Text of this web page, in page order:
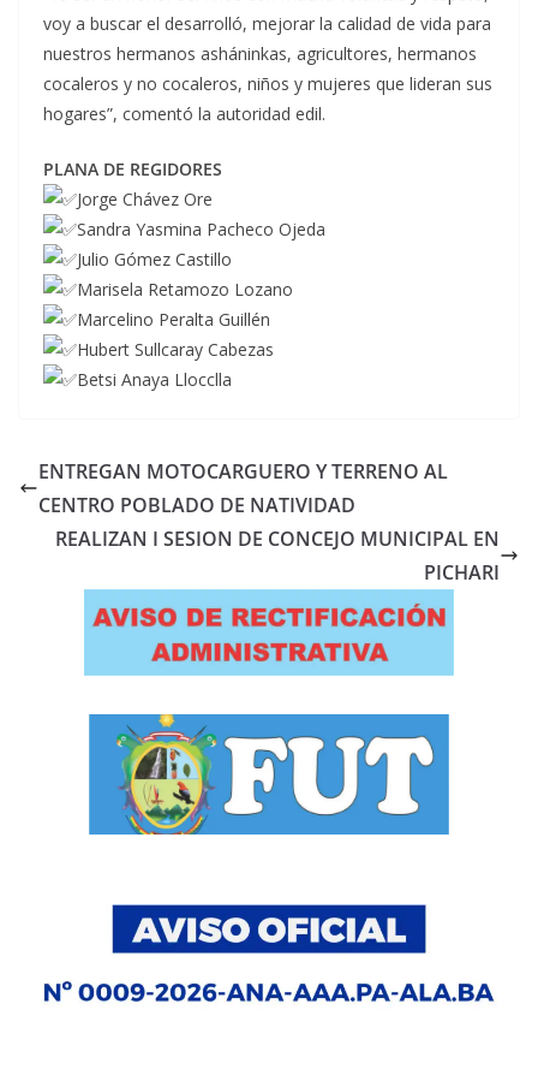
voy a buscar el desarrolló, mejorar la calidad de vida para
nuestros hermanos asháninkas, agricultores, hermanos
cocaleros y no cocaleros, niños y mujeres que lideran sus
hogares”, comentó la autoridad edil.
PLANA DE REGIDORES
Jorge Chávez Ore
Sandra Yasmina Pacheco Ojeda
Julio Gómez Castillo
Marisela Retamozo Lozano
Marcelino Peralta Guillén
Hubert Sullcaray Cabezas
Betsi Anaya Llocclla
ENTREGAN MOTOCARGUERO Y TERRENO AL
CENTRO POBLADO DE NATIVIDAD
REALIZAN I SESION DE CONCEJO MUNICIPAL EN
PICHARI